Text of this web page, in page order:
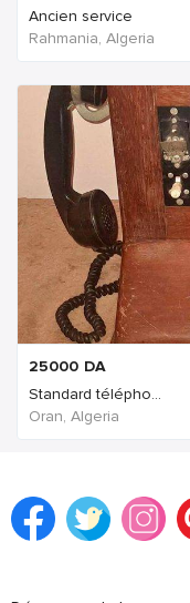
Ancien service
Rahmania, Algeria
25000 DA
Standard télépho...
Oran, Algeria